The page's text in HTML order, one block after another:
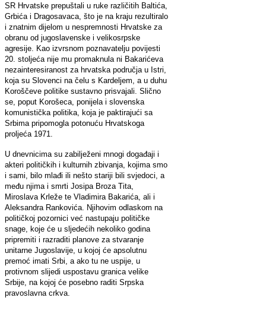
SR Hrvatske prepuštali u ruke različitih Baltića,
Grbića i Dragosavaca, što je na kraju rezultiralo
i znatnim dijelom u nespremnosti Hrvatske za
obranu od jugoslavenske i velikosrpske
agresije. Kao izvrsnom poznavatelju povijesti
20. stoljeća nije mu promaknula ni Bakarićeva
nezainteresiranost za hrvatska područja u Istri,
koja su Slovenci na čelu s Kardeljem, a u duhu
Koroščeve politike sustavno prisvajali. Slično
se, poput Korošeca, ponijela i slovenska
komunistička politika, koja je paktirajući sa
Srbima pripomogla potonuću Hrvatskoga
proljeća 1971.
U dnevnicima su zabilježeni mnogi događaji i
akteri političkih i kulturnih zbivanja, kojima smo
i sami, bilo mlađi ili nešto stariji bili svjedoci, a
među njima i smrti Josipa Broza Tita,
Miroslava Krleže te Vladimira Bakarića, ali i
Aleksandra Rankovića. Njihovim odlaskom na
političkoj pozornici već nastupaju političke
snage, koje će u sljedećih nekoliko godina
pripremiti i razraditi planove za stvaranje
unitarne Jugoslavije, u kojoj će apsolutnu
premoć imati Srbi, a ako tu ne uspije, u
protivnom slijedi uspostavu granica velike
Srbije, na kojoj će posebno raditi Srpska
pravoslavna crkva.